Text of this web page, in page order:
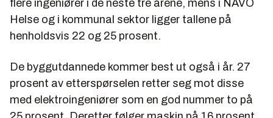
flere ingeniører i de neste tre årene, mens i NAVO
Helse og i kommunal sektor ligger tallene på
henholdsvis 22 og 25 prosent.
De byggutdannede kommer best ut også i år. 27
prosent av etterspørselen retter seg mot disse
med elektroingeniører som en god nummer to på